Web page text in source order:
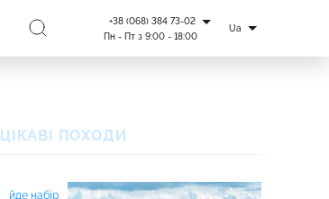
+38 (068) 384 73-02
Пн - Пт з 9:00 - 18:00
Ua
ЦІКАВІ ПОХОДИ
йде набір